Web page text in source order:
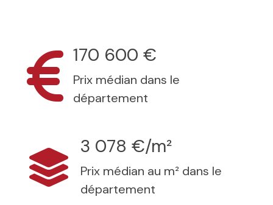
170 600 €
Prix médian dans le
département
3 078 €/m²
Prix médian au m² dans le
département